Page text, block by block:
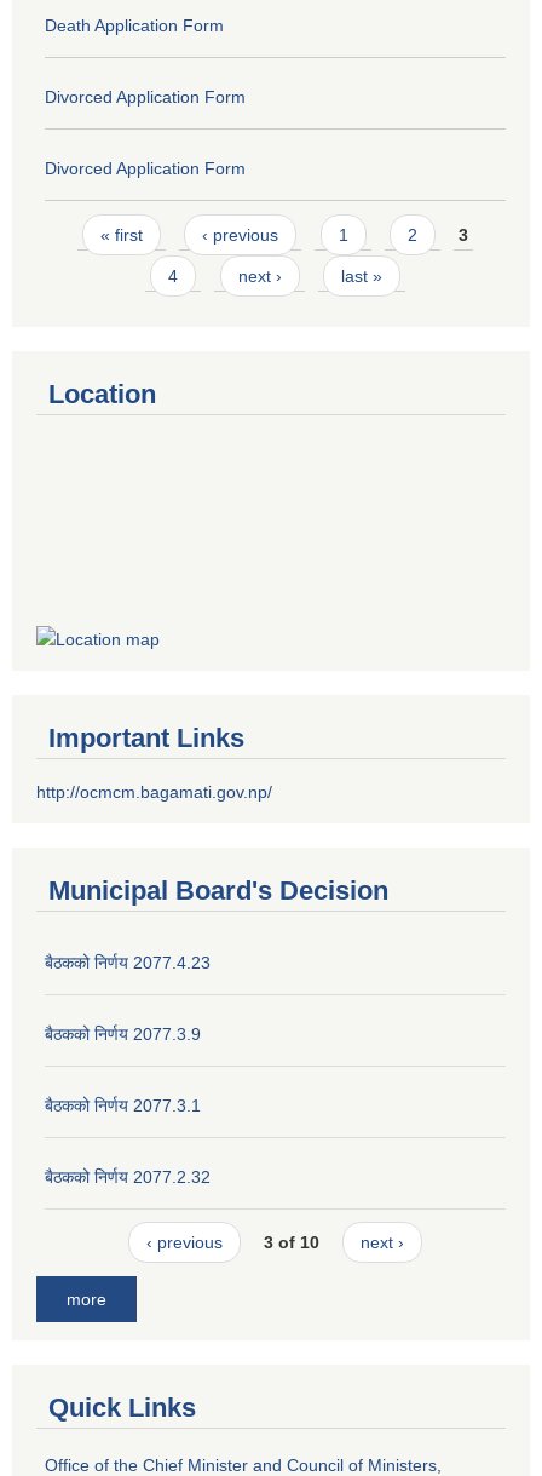
Death Application Form
Divorced Application Form
Divorced Application Form
Pages
« first ‹ previous 1 2 3
4 next › last »
Location
Important Links
http://ocmcm.bagamati.gov.np/
Municipal Board's Decision
बैठकको निर्णय 2077.4.23
बैठकको निर्णय 2077.3.9
बैठकको निर्णय 2077.3.1
बैठकको निर्णय 2077.2.32
‹ previous 3 of 10 next ›
more
Quick Links
Office of the Chief Minister and Council of Ministers,